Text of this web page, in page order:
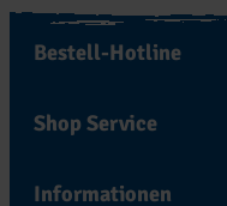
Bestell-Hotline
Shop Service
Informationen